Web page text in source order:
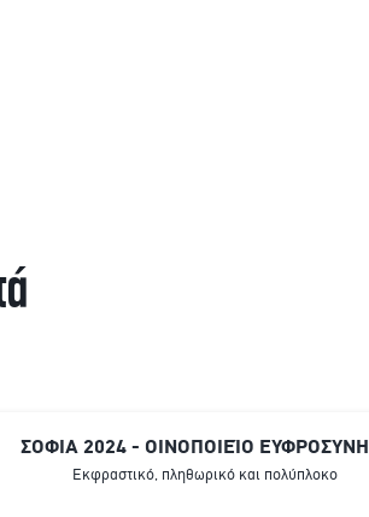
ΣΟΦΙΑ 2024 - ΟΙΝΟΠΟΙΕΊΟ ΕΥΦΡΟΣΥΝΗ
Εκφραστικό, πληθωρικό και πολύπλοκο